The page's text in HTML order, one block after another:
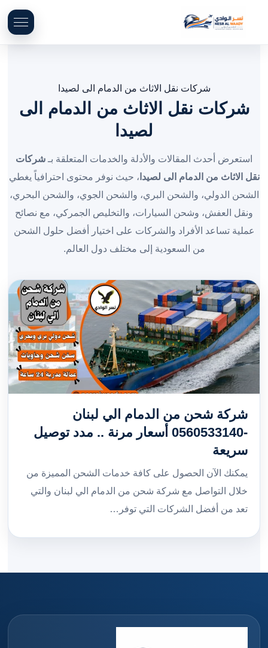
شركات نقل الاثاث من الدمام الى لصيدا
شركات نقل الاثاث من الدمام الى
لصيدا
استعرض أحدث المقالات والأدلة والخدمات المتعلقة بـ شركات
نقل الاثاث من الدمام الى لصيدا ، حيث نوفر محتوى احترافياً يغطي
الشحن الدولي، والشحن البري، والشحن الجوي، والشحن البحري،
ونقل العفش، وشحن السيارات، والتخليص الجمركي، مع نصائح
عملية تساعد الأفراد والشركات على اختيار أفضل حلول الشحن
من السعودية إلى مختلف دول العالم.
شركة شحن من الدمام الي لبنان
-0560533140 أسعار مرنة .. مدد توصيل
سريعة
يمكنك الآن الحصول على كافة خدمات الشحن المميزة من
خلال التواصل مع شركة شحن من الدمام الي لبنان والتي
تعد من أفضل الشركات التي توفر…